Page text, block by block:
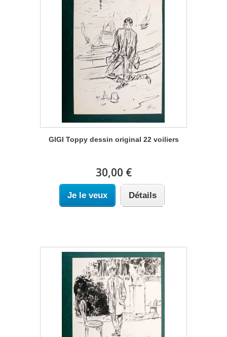
GIGI Toppy dessin original 22 voiliers
30,00 €
Je le veux Détails